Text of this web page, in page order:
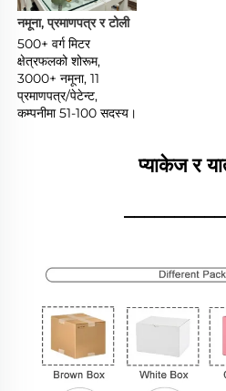
नमूना, प्रमाणपत्र र टोली
500+ वर्ग मिटर
क्षेत्रफलको शोरूम,
3000+ नमूना, 11
प्रमाणपत्र/पेटेन्ट,
प्याकेज र